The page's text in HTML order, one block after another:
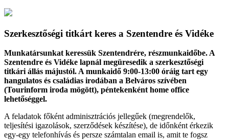
Szerkesztőségi titkárt keres a Szentendre és Vidéke
Munkatársunkat keressük Szentendrére, részmunkaidőbe. A
Szentendre és Vidéke lapnál megüresedik a szerkesztőségi
titkári állás májustól. A munkaidő 9:00-13:00 óráig tart egy
hangulatos és családias irodában a Belváros szívében
(Tourinform iroda mögött), péntekenként home office
lehetőséggel.
A feladatok főként adminisztrációs jellegűek (megrendelők,
teljesítési igazolások, szerződések készítése), de időnként érkezik
egy-egy telefonhívás és persze számtalan email is, amit te fogsz